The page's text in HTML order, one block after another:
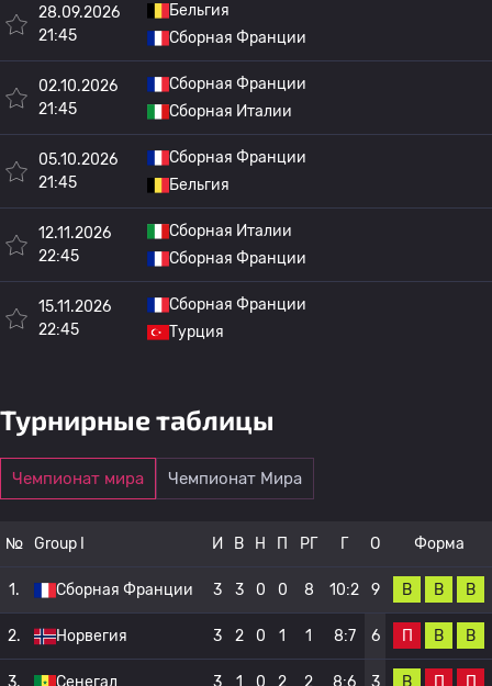
28.09.2026
21:45
Бельгия
Сборная Франции
02.10.2026
21:45
Сборная Франции
Сборная Италии
05.10.2026
21:45
Сборная Франции
Бельгия
12.11.2026
22:45
Сборная Италии
Сборная Франции
15.11.2026
22:45
Сборная Франции
Турция
Турнирные таблицы
Чемпионат мира Чемпионат Мира
№ Group I И В Н П РГ Г О Форма
1. Сборная Франции 3 3 0 0 8 10:2 9 В В В
2. Норвегия 3 2 0 1 1 8:7 6 П В В
3. Сенегал 3 1 0 2 2 8:6 3 В П П